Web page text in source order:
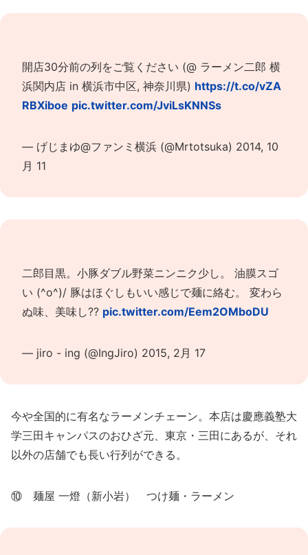
開店30分前の列をご覧ください (@ ラーメン二郎 横
浜関内店 in 横浜市中区, 神奈川県) https://t.co/vZA
RBXiboe pic.twitter.com/JviLsKNNSs
— げじまゆ@ファンミ横浜 (@Mrtotsuka) 2014, 10
月 11
二郎目黒。小豚ダブル野菜ニンニク少し。 油膜スゴ
い (^o^)/ 豚はほぐしもいい感じで麺に絡む。 変わら
ぬ味、美味し?? pic.twitter.com/Eem2OMboDU
— jiro - ing (@IngJiro) 2015, 2月 17
今や全国的に有名なラーメンチェーン。本店は慶應義塾大
学三田キャンパスのおひざ元、東京・三田にあるが、それ
以外の店舗でも長い行列ができる。
⑩ 麺屋 一燈（新小岩） つけ麺・ラーメン